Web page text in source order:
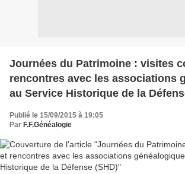
Journées du Patrimoine : visites
rencontres avec les associations
au Service Historique de la
Publié le 15/09/2015 à 19:05
Par F.F.Généalogie